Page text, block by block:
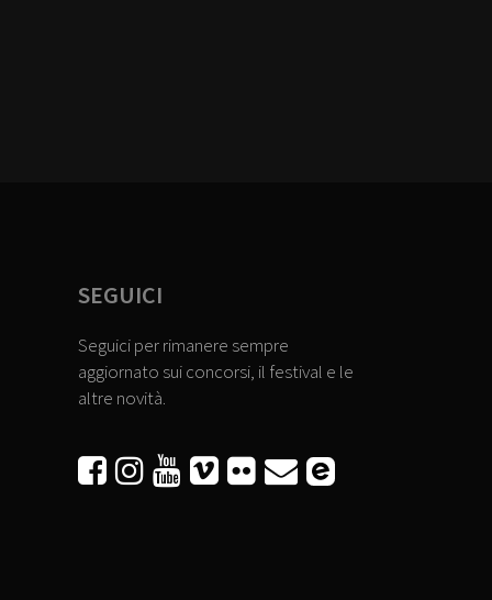
SEGUICI
Seguici per rimanere sempre
aggiornato sui concorsi, il festival e le
altre novità.
     